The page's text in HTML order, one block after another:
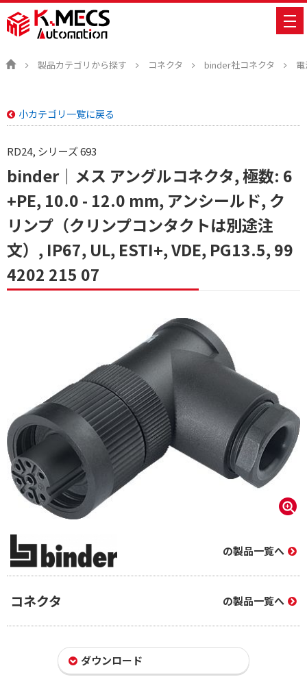
製品カテゴリから探す コネクタ binder社コネクタ
小カテゴリ一覧に戻る
RD24, シリーズ 693
binder｜メス アングルコネクタ, 極数: 6
+PE, 10.0 - 12.0 mm, アンシールド, ク
リンプ（クリンプコンタクトは別途注
文）, IP67, UL, ESTI+, VDE, PG13.5, 99
4202 215 07
の製品一覧へ
コネクタ の製品一覧へ
ダウンロード